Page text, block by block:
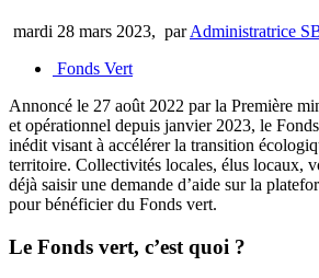
mardi 28 mars 2023, parAdministratrice
Fonds Vert
Annoncé le 27 août 2022 par la Première
et opérationnel depuis janvier 2023, le
inédit visant à accélérer la transition
territoire. Collectivités locales, élus locaux,
déjà saisir une demande d’aide sur la
pour bénéficier du Fonds vert.
Le Fonds vert, c’est quoi ?